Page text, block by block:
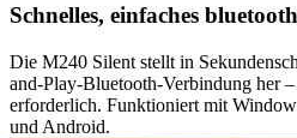
Schnelles, einfaches
Die M240 Silent stellt in
and-Play-Bluetooth-Verbindung her
erforderlich. Funktioniert mit
und Android.